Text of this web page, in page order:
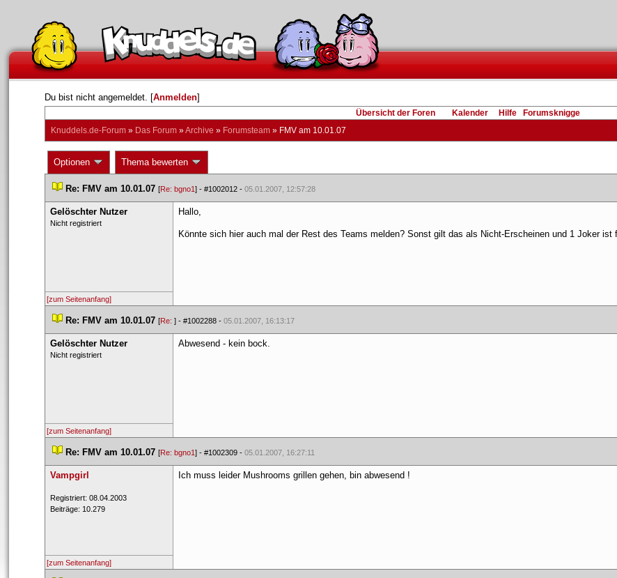
Du bist nicht angemeldet. [Anmelden]
Übersicht der Foren Kalender Hilfe
Forumsknigge
Knuddels.de-Forum » Das Forum » Archive » Forumsteam » FMV am 10.01.07
Optionen Thema bewerten
Re: FMV am 10.01.07 [Re: bgno1] - #1002012 - 05.01.2007, 12:57:28
Gelöschter Nutzer
Nicht registriert
Hallo,
Könnte sich hier auch mal der Rest des Teams melden? Sonst gilt das als Nicht-Erscheinen und 1 Joker
[zum Seitenanfang]
Re: FMV am 10.01.07 [Re: ] - #1002288 - 05.01.2007, 16:13:17
Gelöschter Nutzer
Nicht registriert
Abwesend - kein bock.
[zum Seitenanfang]
Re: FMV am 10.01.07 [Re: bgno1] - #1002309 - 05.01.2007, 16:27:11
Vampgirl
Registriert: 08.04.2003
Beiträge: 10.279
Ich muss leider Mushrooms grillen gehen, bin abwesend !
[zum Seitenanfang]